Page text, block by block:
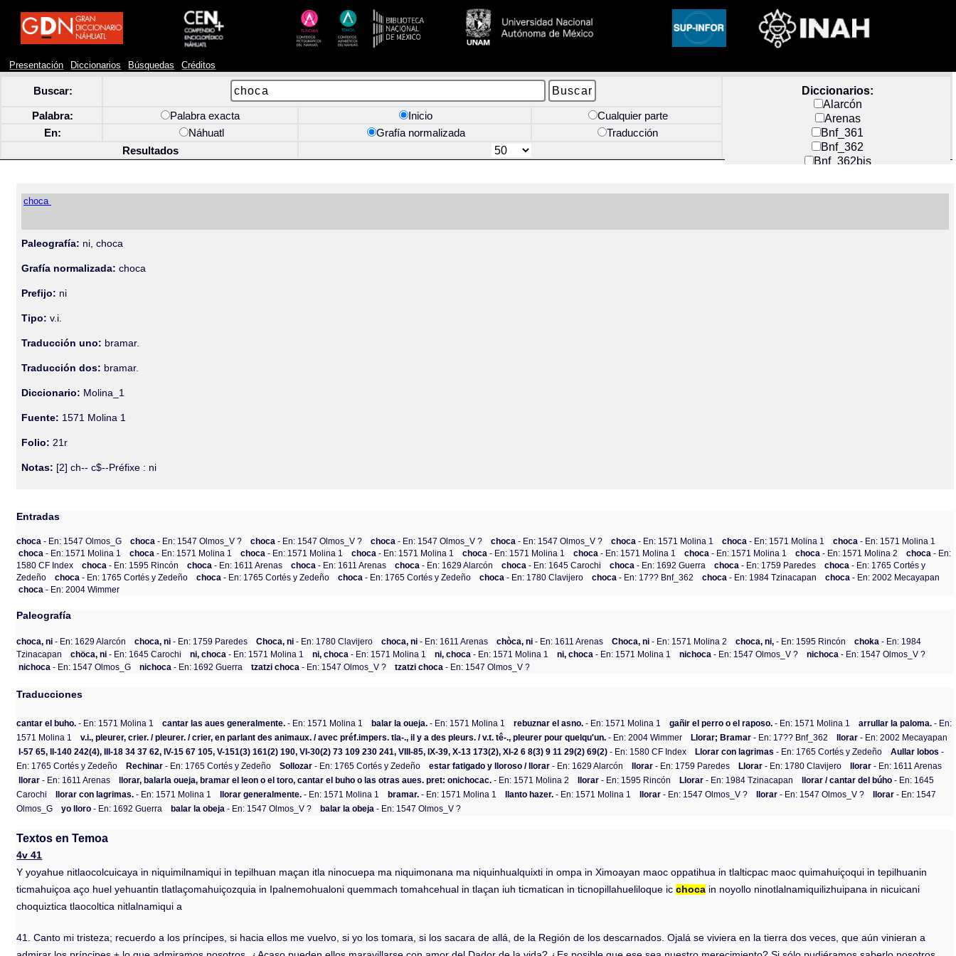
Presentación Diccionarios Búsquedas Créditos
Buscar:
Diccionarios:
Alarcón
Arenas
Bnf_361
Bnf_362
Bnf_362bis
Docs_México
Palabra: Palabra exacta Inicio
Cualquier parte
En:
Náhuatl Grafía normalizada
Traducción
Resultados
choca
Paleografía: ni, choca
Grafía normalizada: choca
Prefijo: ni
Tipo: v.i.
Traducción uno: bramar.
Traducción dos: bramar.
Diccionario: Molina_1
Fuente: 1571 Molina 1
Folio: 21r
Notas: [2] ch-- c$--Préfixe : ni
Entradas
choca- En: 1547 Olmos_G choca- En: 1547 Olmos_V ? choca- En: 1547 Olmos_V ? choca- En: 1547 Olmos_V ? choca- En: 1547 Olmos_V ? choca- En: 1571 Molina 1 choca- En: 1571 Molina 1 choca- En: 1571 Molina 1
choca- En: 1571 Molina 1 choca- En: 1571 Molina 1 choca- En: 1571 Molina 1 choca- En: 1571 Molina 1 choca- En: 1571 Molina 1 choca- En: 1571 Molina 1 choca- En: 1571 Molina 1 choca- En: 1571 Molina 2 choca- En:
1580 CF Index
choca- En: 1595 Rincón choca- En: 1611 Arenas choca- En: 1611 Arenas choca- En: 1629 Alarcón choca- En: 1645 Carochi choca- En: 1692 Guerra choca- En: 1759 Paredes choca- En: 1765 Cortés y
Zedeño
choca- En: 1765 Cortés y Zedeño choca- En: 1765 Cortés y Zedeño choca- En: 1765 Cortés y Zedeño choca- En: 1780 Clavijero choca- En: 17?? Bnf_362 choca- En: 1984 Tzinacapan choca- En: 2002 Mecayapan
choca- En: 2004 Wimmer
Paleografía
choca, ni - En: 1629 Alarcón choca, ni - En: 1759 Paredes Choca, ni - En: 1780 Clavijero choca, ni - En: 1611 Arenas chòca, ni - En: 1611 Arenas Choca, ni - En: 1571 Molina 2 choca, ni, - En: 1595 Rincón choka - En: 1984
Tzinacapan
chöca, ni - En: 1645 Carochi ni, choca - En: 1571 Molina 1 ni, choca - En: 1571 Molina 1 ni, choca - En: 1571 Molina 1 ni, choca - En: 1571 Molina 1 nichoca - En: 1547 Olmos_V ? nichoca - En: 1547 Olmos_V ?
nichoca - En: 1547 Olmos_G nichoca - En: 1692 Guerra tzatzi choca - En: 1547 Olmos_V ? tzatzi choca - En: 1547 Olmos_V ?
Traducciones
cantar el buho. - En: 1571 Molina 1 cantar las aues generalmente. - En: 1571 Molina 1 balar la oueja. - En: 1571 Molina 1 rebuznar el asno. - En: 1571 Molina 1 gañir el perro o el raposo. - En: 1571 Molina 1 arrullar la paloma. - En:
1571 Molina 1
v.i., pleurer, crier. / pleurer. / crier, en parlant des animaux. / avec préf.impers. tla-., il y a des pleurs. / v.t. tê-., pleurer pour quelqu'un. - En: 2004 Wimmer Llorar; Bramar - En: 17?? Bnf_362 llorar - En: 2002 Mecayapan
I-57 65, II-140 242(4), III-18 34 37 62, IV-15 67 105, V-151(3) 161(2) 190, VI-30(2) 73 109 230 241, VIII-85, IX-39, X-13 173(2), XI-2 6 8(3) 9 11 29(2) 69(2) - En: 1580 CF Index Llorar con lagrimas - En: 1765 Cortés y Zedeño Aullar lobos -
En: 1765 Cortés y Zedeño
Rechinar - En: 1765 Cortés y Zedeño Sollozar - En: 1765 Cortés y Zedeño estar fatigado y lloroso / llorar - En: 1629 Alarcón llorar - En: 1759 Paredes Llorar - En: 1780 Clavijero llorar - En: 1611 Arenas
llorar - En: 1611 Arenas llorar, balarla oueja, bramar el leon o el toro, cantar el buho o las otras aues. pret: onichocac. - En: 1571 Molina 2 llorar - En: 1595 Rincón Llorar - En: 1984 Tzinacapan llorar / cantar del búho - En: 1645
Carochi
llorar con lagrimas. - En: 1571 Molina 1 llorar generalmente. - En: 1571 Molina 1 bramar. - En: 1571 Molina 1 llanto hazer. - En: 1571 Molina 1 llorar - En: 1547 Olmos_V ? llorar - En: 1547 Olmos_V ? llorar - En: 1547
Olmos_G
yo lloro - En: 1692 Guerra balar la obeja - En: 1547 Olmos_V ? balar la obeja - En: 1547 Olmos_V ?
Textos en Temoa
4v 41
Y yoyahue nitlaocolcuicaya in niquimilnamiqui in tepilhuan maçan itla ninocuepa ma niquimonana ma niquinhualquixti in ompa in Ximoayan maoc oppatihua in tlalticpac maoc quimahuiçoqui in tepilhuanin
ticmahuiçoa aço huel yehuantin tlatlaçomahuiçozquia in Ipalnemohualoni quemmach tomahcehual in tlaçan iuh ticmatican in ticnopillahueliloque icchoca in noyollo ninotlalnamiquilizhuipana in nicuicani
choquiztica tlaocoltica nitlalnamiqui a
41. Canto mi tristeza; recuerdo a los príncipes, si hacia ellos me vuelvo, si yo los tomara, si los sacara de allá, de la Región de los descarnados. Ojalá se viviera en la tierra dos veces, que aún vinieran a